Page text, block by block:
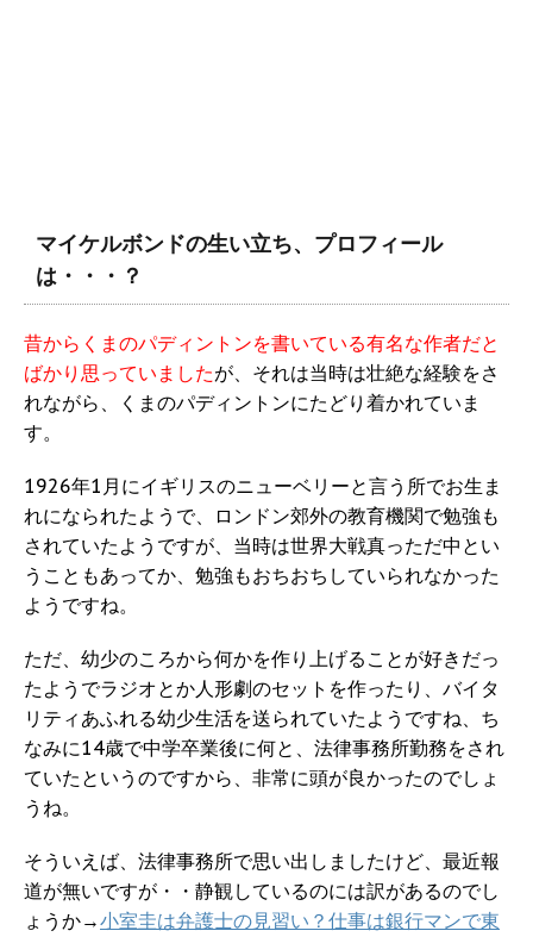
マイケルボンドの生い立ち、プロフィール
は・・・？
昔からくまのパディントンを書いている有名な作者だと
ばかり思っていましたが、それは当時は壮絶な経験をさ
れながら、くまのパディントンにたどり着かれていま
す。
1926年1月にイギリスのニューベリーと言う所でお生ま
れになられたようで、ロンドン郊外の教育機関で勉強も
されていたようですが、当時は世界大戦真っただ中とい
うこともあってか、勉強もおちおちしていられなかった
ようですね。
ただ、幼少のころから何かを作り上げることが好きだっ
たようでラジオとか人形劇のセットを作ったり、バイタ
リティあふれる幼少生活を送られていたようですね、ち
なみに14歳で中学卒業後に何と、法律事務所勤務をされ
ていたというのですから、非常に頭が良かったのでしょ
うね。
そういえば、法律事務所で思い出しましたけど、最近報
道が無いですが・・静観しているのには訳があるのでし
ょうか→小室圭は弁護士の見習い？仕事は銀行マンで東